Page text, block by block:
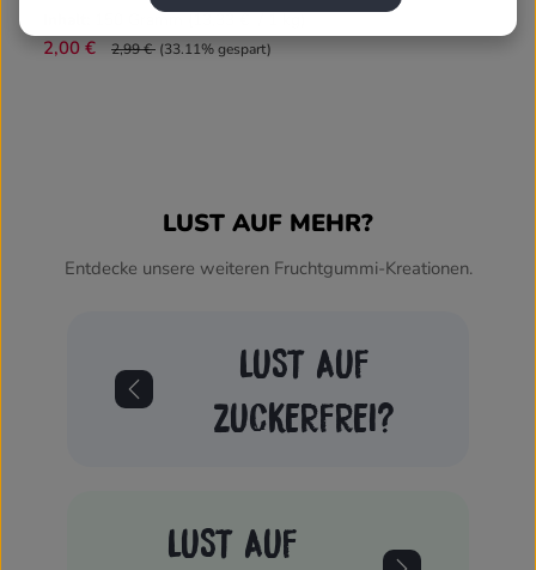
150 Gramm(13,33 € / 1 kg)
2,00 € 2,99 € (33.11% gespart)
LUST AUF MEHR?
Entdecke unsere weiteren Fruchtgummi-Kreationen.
LUST AUF
ZUCKERFREI?
LUST AUF